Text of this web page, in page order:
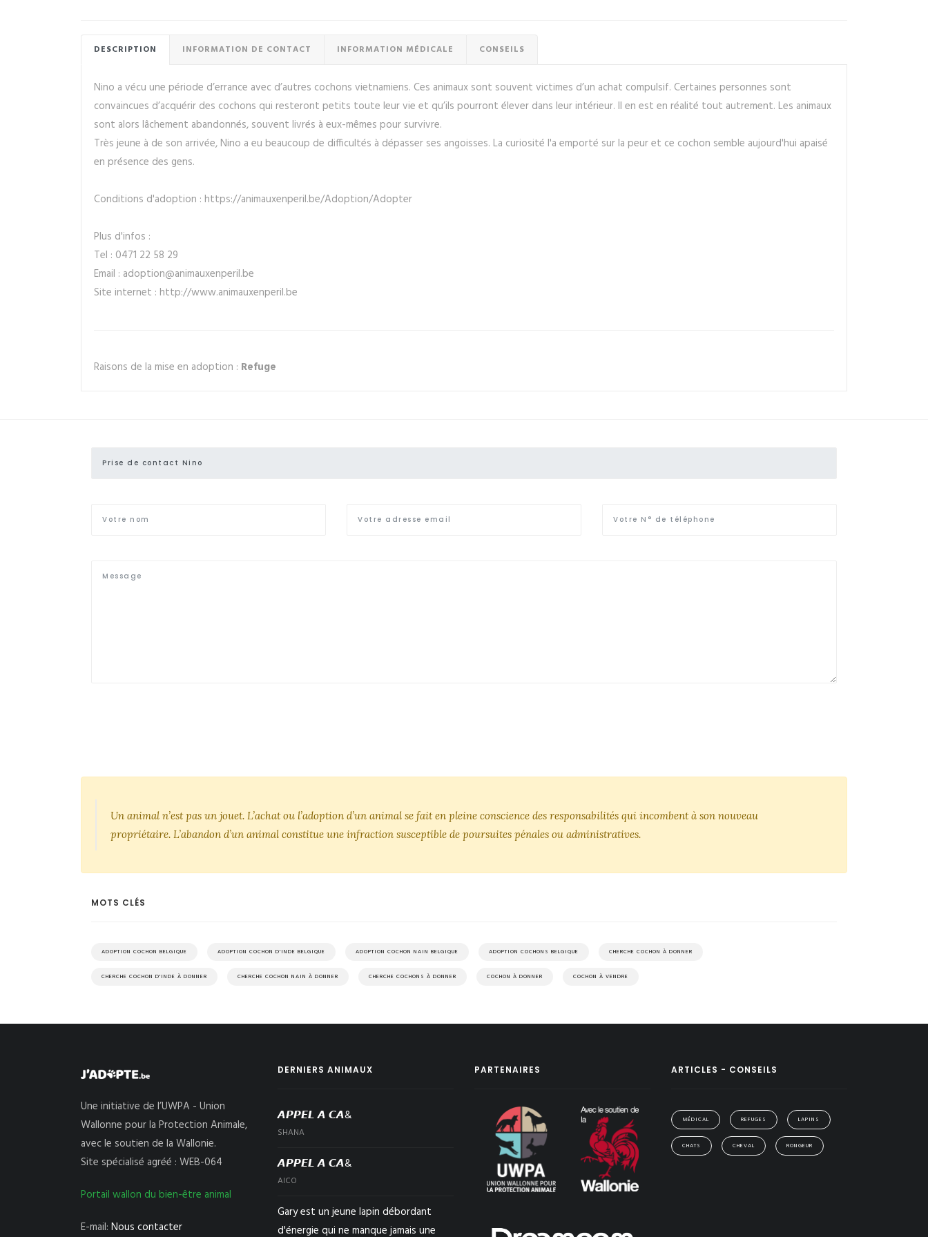
DESCRIPTION INFORMATION DE CONTACT INFORMATION MÉDICALE CONSEILS
Nino a vécu une période d’errance avec d’autres cochons vietnamiens. Ces animaux sont souvent victimes d’un achat compulsif. Certaines personnes sont
convaincues d’acquérir des cochons qui resteront petits toute leur vie et qu’ils pourront élever dans leur intérieur. Il en est en réalité tout autrement. Les animaux
sont alors lâchement abandonnés, souvent livrés à eux-mêmes pour survivre.
Très jeune à de son arrivée, Nino a eu beaucoup de difficultés à dépasser ses angoisses. La curiosité l'a emporté sur la peur et ce cochon semble aujourd'hui apaisé
en présence des gens.
Conditions d'adoption : https://animauxenperil.be/Adoption/Adopter
Plus d'infos :
Tel : 0471 22 58 29
Email : adoption@animauxenperil.be
Site internet : http://www.animauxenperil.be
Raisons de la mise en adoption : Refuge
Un animal n’est pas un jouet. L’achat ou l’adoption d’un animal se fait en pleine conscience des responsabilités qui incombent à son nouveau
propriétaire. L’abandon d’un animal constitue une infraction susceptible de poursuites pénales ou administratives.
MOTS CLÉS
ADOPTION COCHON BELGIQUE ADOPTION COCHON D'INDE BELGIQUE ADOPTION COCHON NAIN BELGIQUE ADOPTION COCHONS BELGIQUE CHERCHE COCHON À DONNER
CHERCHE COCHON D'INDE À DONNER CHERCHE COCHON NAIN À DONNER CHERCHE COCHONS À DONNER COCHON À DONNER COCHON À VENDRE
Une initiative de l’UWPA - Union
Wallonne pour la Protection Animale,
avec le soutien de la Wallonie.
Site spécialisé agréé : WEB-064
Portail wallon du bien-être animal
E-mail: Nous contacter
DERNIERS ANIMAUX
𝘼𝙋𝙋𝙀𝙇 𝘼 𝘾𝘼&
SHANA
𝘼𝙋𝙋𝙀𝙇 𝘼 𝘾𝘼&
AICO
Gary est un jeune lapin débordant
d'énergie qui ne manque jamais une
PARTENAIRES ARTICLES - CONSEILS
MÉDICAL REFUGES LAPINS
CHATS CHEVAL RONGEUR